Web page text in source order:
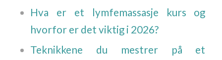
Hva er et lymfemassasje kurs og
hvorfor er det viktig i 2026?
Teknikkene du mestrer på et